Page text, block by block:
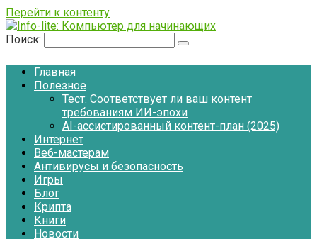
Перейти к контенту
Поиск:
Главная
Полезное
Тест: Соответствует ли ваш контент
требованиям ИИ-эпохи
AI-ассистированный контент-план (2025)
Интернет
Веб-мастерам
Антивирусы и безопасность
Игры
Блог
Крипта
Книги
Новости